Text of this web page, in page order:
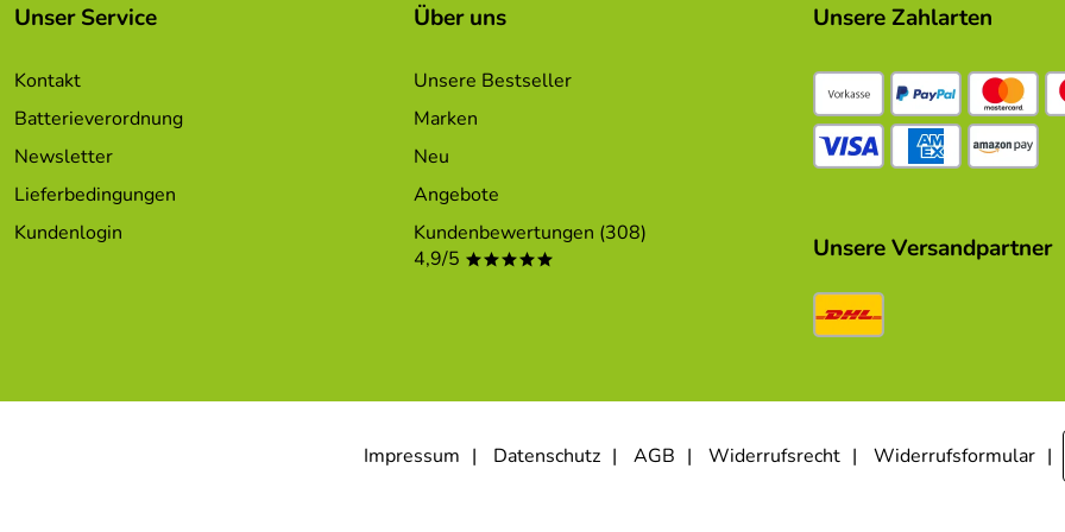
Unser Service
Kontakt
Batterieverordnung
Newsletter
Lieferbedingungen
Kundenlogin
Über uns
Unsere Bestseller
Marken
Neu
Angebote
Kundenbewertungen (308)
4,9/5 *****
Unsere Zahlarten
Unsere Versandpartner
Impressum Datenschutz AGB Widerrufsrecht Widerrufsformular